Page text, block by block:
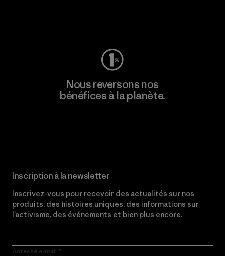
Nous reversons nos
bénéfices à la planète.
Inscription à la newsletter
Inscrivez-vous pour recevoir des actualités sur nos
produits, des histoires uniques, des informations sur
l’activisme, des événements et bien plus encore.
Adresse e-mail